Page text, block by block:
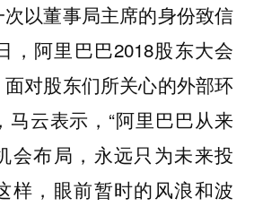
以董事局主席的身份致信
，阿里巴巴2018股东大会
对股东们所关心的外部环
马云表示，“阿里巴巴从来
会布局，永远只为未来投
样，眼前暂时的风浪和波